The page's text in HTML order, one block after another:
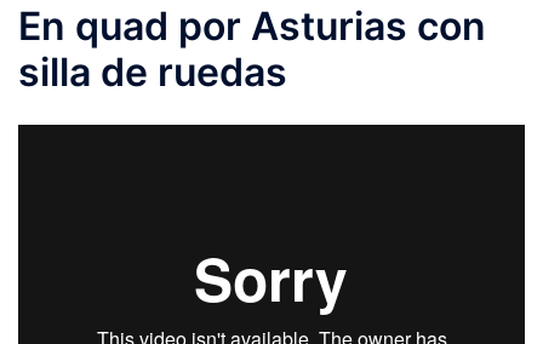
En quad por Asturias con
silla de ruedas